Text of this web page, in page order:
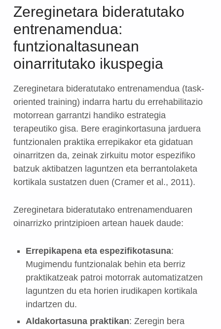
Zereginetara bideratutako
entrenamendua:
funtzionaltasunean
oinarritutako ikuspegia
Zereginetara bideratutako entrenamendua (task-
oriented training) indarra hartu du errehabilitazio
motorrean garrantzi handiko estrategia
terapeutiko gisa. Bere eraginkortasuna jarduera
funtzionalen praktika errepikakor eta gidatuan
oinarritzen da, zeinak zirkuitu motor espezifiko
batzuk aktibatzen laguntzen eta berrantolaketa
kortikala sustatzen duen (Cramer et al., 2011).
Zereginetara bideratutako entrenamenduaren
oinarrizko printzipioen artean hauek daude:
Errepikapena eta espezifikotasuna:
Mugimendu funtzionalak behin eta berriz
praktikatzeak patroi motorrak automatizatzen
laguntzen du eta horien irudikapen kortikala
indartzen du.
Aldakortasuna praktikan: Zeregin bera